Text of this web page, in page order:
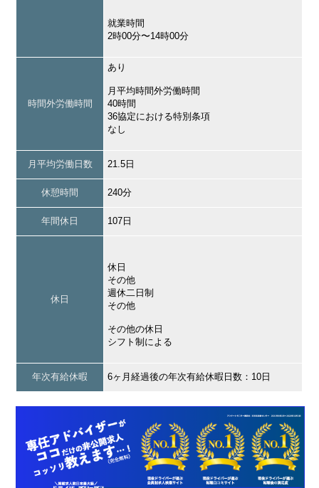
就業時間
2時00分〜14時00分
時間外労働時間
あり
月平均時間外労働時間
40時間
36協定における特別条項
なし
月平均労働日数 21.5日
休憩時間 240分
年間休日 107日
休日
休日
その他
週休二日制
その他
その他の休日
シフト制による
年次有給休暇 6ヶ月経過後の年次有給休暇日数：10日